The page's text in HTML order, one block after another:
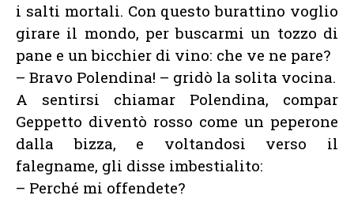
i salti mortali. Con questo burattino voglio
girare il mondo, per buscarmi un tozzo di
pane e un bicchier di vino: che ve ne pare?
– Bravo Polendina! – gridò la solita vocina.
A sentirsi chiamar Polendina, compar
Geppetto diventò rosso come un peperone
dalla bizza, e voltandosi verso il
falegname, gli disse imbestialito:
– Perché mi offendete?